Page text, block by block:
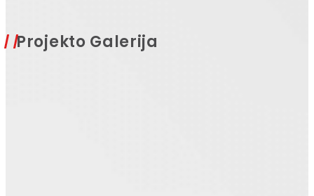
Projekto Galerija